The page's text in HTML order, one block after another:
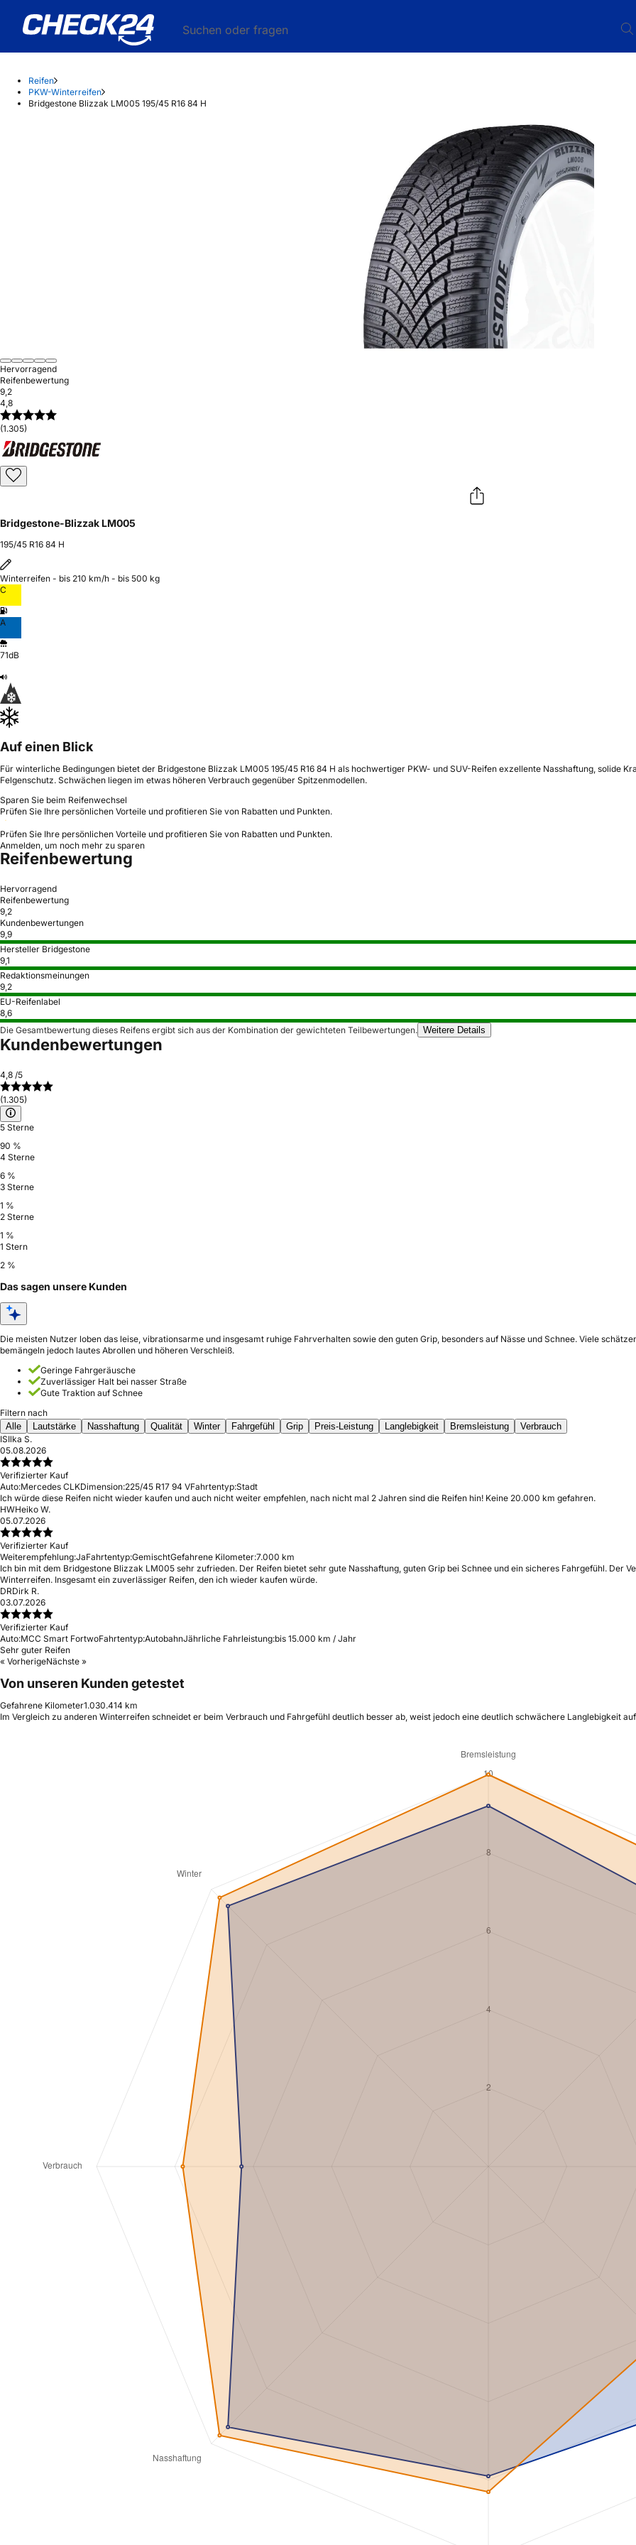
Suchen oder fragen
Reifen
PKW-Winterreifen
Bridgestone Blizzak LM005 195/45 R16 84 H
Hervorragend
Reifenbewertung
9,2
4,8
(1.305)
Bridgestone-Blizzak LM005
195/45 R16 84 H
Winterreifen - bis 210 km/h - bis 500 kg
C
A
71dB
Auf einen Blick
Für winterliche Bedingungen bietet der Bridgestone Blizzak LM005 195/45 R16 84 H als hochwertiger PKW- und SUV-Reifen exzellente Nasshaftung, solide
Felgenschutz. Schwächen liegen im etwas höheren Verbrauch gegenüber Spitzenmodellen.
Sparen Sie beim Reifenwechsel
Prüfen Sie Ihre persönlichen Vorteile und profitieren Sie von Rabatten und Punkten.
Prüfen Sie Ihre persönlichen Vorteile und profitieren Sie von Rabatten und Punkten.
Anmelden, um noch mehr zu sparen
Reifenbewertung
Hervorragend
Reifenbewertung
9,2
Kundenbewertungen
9,9
Hersteller Bridgestone
9,1
Redaktionsmeinungen
9,2
EU-Reifenlabel
8,6
Die Gesamtbewertung dieses Reifens ergibt sich aus der Kombination der gewichteten Teilbewertungen. Weitere Details
Kundenbewertungen
4,8 /5
(1.305)
5 Sterne
90 %
4 Sterne
6 %
3 Sterne
1 %
2 Sterne
1 %
1 Stern
2 %
Das sagen unsere Kunden
Die meisten Nutzer loben das leise, vibrationsarme und insgesamt ruhige Fahrverhalten sowie den guten Grip, besonders auf Nässe und Schnee. Viele
bemängeln jedoch lautes Abrollen und höheren Verschleiß.
Geringe Fahrgeräusche
Zuverlässiger Halt bei nasser Straße
Gute Traktion auf Schnee
Filtern nach
Alle
Lautstärke Nasshaftung Qualität Winter Fahrgefühl Grip Preis-Leistung Langlebigkeit Bremsleistung
Verbrauch
ISIlka S.
05.08.2026
Verifizierter Kauf
Auto:Mercedes CLKDimension:225/45 R17 94 VFahrtentyp:Stadt
Ich würde diese Reifen nicht wieder kaufen und auch nicht weiter empfehlen, nach nicht mal 2 Jahren sind die Reifen hin! Keine 20.000 km gefahren.
HWHeiko W.
05.07.2026
Verifizierter Kauf
Weiterempfehlung:JaFahrtentyp:GemischtGefahrene Kilometer:7.000 km
Ich bin mit dem Bridgestone Blizzak LM005 sehr zufrieden. Der Reifen bietet sehr gute Nasshaftung, guten Grip bei Schnee und ein sicheres Fahrgefühl. Der
Winterreifen. Insgesamt ein zuverlässiger Reifen, den ich wieder kaufen würde.
DRDirk R.
03.07.2026
Verifizierter Kauf
Auto:MCC Smart FortwoFahrtentyp:AutobahnJährliche Fahrleistung:bis 15.000 km / Jahr
Sehr guter Reifen
« VorherigeNächste »
Von unseren Kunden getestet
Gefahrene Kilometer1.030.414 km
Im Vergleich zu anderen Winterreifen schneidet er beim Verbrauch und Fahrgefühl deutlich besser ab, weist jedoch eine deutlich schwächere Langlebigkeit